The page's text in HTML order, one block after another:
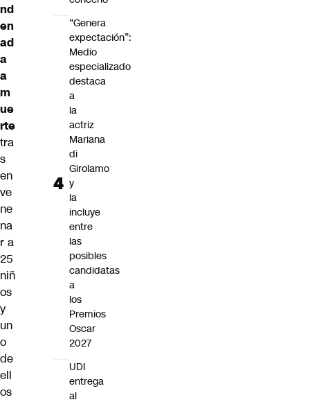
nd
en
ad
a
a
m
ue
rte
tra
s
en
ve
ne
na
r a
25
niñ
os
y
un
o
de
ell
os
“Genera
expectación”:
Medio
especializado
destaca
a
la
actriz
Mariana
di
Girolamo
y
la
incluye
entre
las
posibles
candidatas
a
los
Premios
Oscar
2027
UDI
entrega
al